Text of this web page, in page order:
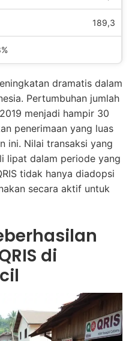
189,3
dramatis dalam
Pertumbuhan jumlah
menjadi hampir 30
penerimaan yang luas
ini. Nilai transaksi yang
lipat dalam periode yang
tidak hanya diadopsi
secara aktif untuk
di